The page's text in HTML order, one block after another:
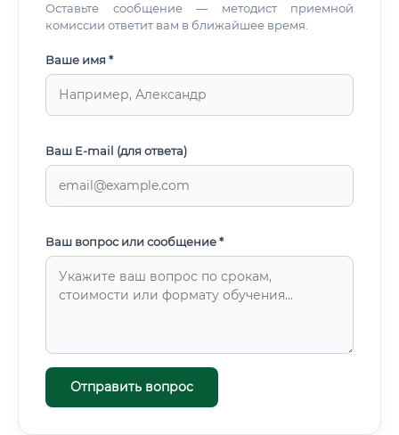
Оставьте сообщение — методист приемной
комиссии ответит вам в ближайшее время.
Ваше имя *
Ваш E-mail (для ответа)
Ваш вопрос или сообщение *
Отправить вопрос